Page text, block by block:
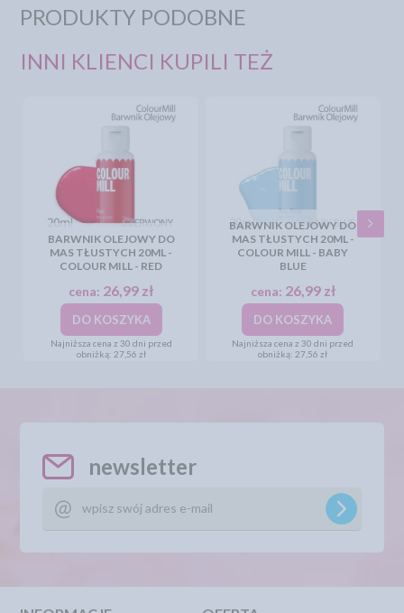
PRODUKTY PODOBNE
INNI KLIENCI KUPILI TEŻ
BARWNIK OLEJOWY DO
MAS TŁUSTYCH 20ML -
COLOUR MILL - RED
cena: 26,99 zł
DO KOSZYKA
Najniższa cena z 30 dni przed
obniżką: 27,56 zł
BARWNIK OLEJOWY DO
MAS TŁUSTYCH 20ML -
COLOUR MILL - BABY
BLUE
cena: 26,99 zł
DO KOSZYKA
Najniższa cena z 30 dni przed
obniżką:27,56 zł
newsletter